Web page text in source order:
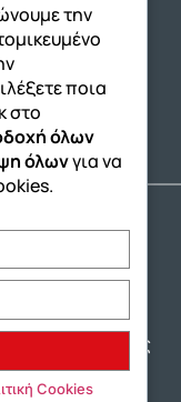
ΔΙΑΚΡΟΤΗΜΑ
Όμιλος
την
ποια
στο
όλων
όλωνγια να
Cookies